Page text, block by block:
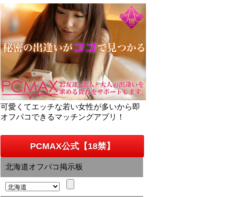
可愛くてエッチな若い女性が多いから即
オフパコできるマッチングアプリ！
PCMAX公式【18禁】
北海道オフパコ掲示板